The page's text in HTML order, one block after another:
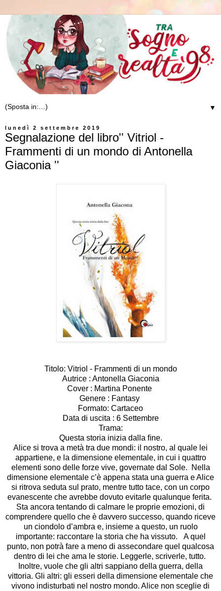
▼
lunedì 2 settembre 2019
Segnalazione del libro'' Vitriol -
Frammenti di un mondo di Antonella
Giaconia ''
Titolo: Vitriol - Frammenti di un mondo
Autrice : Antonella Giaconia
Cover : Martina Ponente
Genere : Fantasy
Formato: Cartaceo
Data di uscita : 6 Settembre
Trama:
Questa storia inizia dalla ﬁne.
Alice si trova a metà tra due mondi: il nostro, al quale lei
appartiene, e la dimensione elementale, in cui i quattro
elementi sono delle forze vive, governate dal Sole. Nella
dimensione elementale c’è appena stata una guerra e Alice
si ritrova seduta sul prato, mentre tutto tace, con un corpo
evanescente che avrebbe dovuto evitarle qualunque ferita.
Sta ancora tentando di calmare le proprie emozioni, di
comprendere quello che è davvero successo, quando riceve
un ciondolo d’ambra e, insieme a questo, un ruolo
importante: raccontare la storia che ha vissuto. A quel
punto, non potrà fare a meno di assecondare quel qualcosa
dentro di lei che ama le storie. Leggerle, scriverle, tutto.
Inoltre, vuole che gli altri sappiano della guerra, della
vittoria. Gli altri: gli esseri della dimensione elementale che
vivono indisturbati nel nostro mondo. Alice non sceglie di